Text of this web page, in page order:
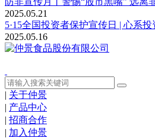
2025.05.21
5·15全国投资者保护宣传日 | 心系
2025.05.16
| 关于仲景
| 产品中心
| 招商合作
| 加入仲景